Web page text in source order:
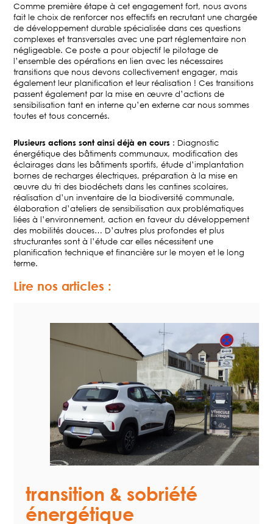
Comme première étape à cet engagement fort, nous avons
fait le choix de renforcer nos effectifs en recrutant une chargée
de développement durable spécialisée dans ces questions
complexes et transversales avec une part réglementaire non
négligeable. Ce poste a pour objectif le pilotage de
l’ensemble des opérations en lien avec les nécessaires
transitions que nous devons collectivement engager, mais
également leur planification et leur réalisation ! Ces transitions
passent également par la mise en œuvre d’actions de
sensibilisation tant en interne qu’en externe car nous sommes
toutes et tous concernés.
Plusieurs actions sont ainsi déjà en cours : Diagnostic
énergétique des bâtiments communaux, modification des
éclairages dans les bâtiments sportifs, étude d’implantation
bornes de recharges électriques, préparation à la mise en
œuvre du tri des biodéchets dans les cantines scolaires,
réalisation d’un inventaire de la biodiversité communale,
élaboration d’ateliers de sensibilisation aux problématiques
liées à l’environnement, action en faveur du développement
des mobilités douces… D’autres plus profondes et plus
structurantes sont à l’étude car elles nécessitent une
planification technique et financière sur le moyen et le long
terme.
Lire nos articles :
transition & sobriété
énergétique